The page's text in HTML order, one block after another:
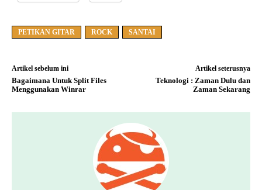
PETIKAN GITAR ROCK SANTAI
Artikel sebelum ini
Bagaimana Untuk Split Files
Menggunakan Winrar
Artikel seterusnya
Teknologi : Zaman Dulu dan
Zaman Sekarang